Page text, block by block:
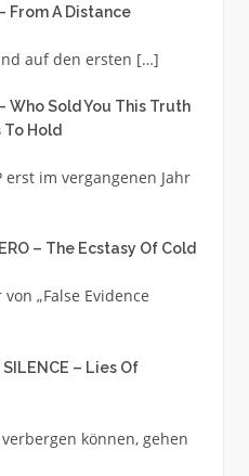
From A Distance
auf den ersten […]
Who Sold You This Truth
To Hold
erst im vergangenen Jahr
– The Ecstasy Of Cold
„False Evidence
SILENCE – Lies Of
können, gehen